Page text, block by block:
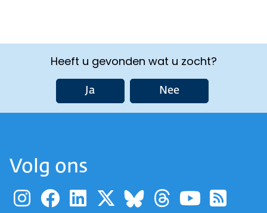
Heeft u gevonden wat u zocht?
Ja Nee
Volg ons
Ga naar de pagina van
Ga naar de pagina
Ga naar de
Ga naar de
Ga naar de
Ga naar
Ga